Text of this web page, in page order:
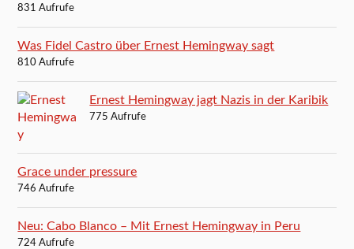
831 Aufrufe
Was Fidel Castro über Ernest Hemingway sagt
810 Aufrufe
Ernest Hemingway jagt Nazis in der Karibik
775 Aufrufe
Grace under pressure
746 Aufrufe
Neu: Cabo Blanco – Mit Ernest Hemingway in Peru
724 Aufrufe